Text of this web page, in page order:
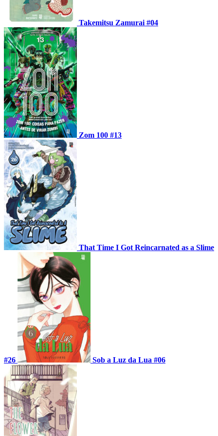
Takemitsu Zamurai #04
Zom 100 #13
That Time I Got Reincarnated as a Slime
#26 Sob a Luz da Lua #06